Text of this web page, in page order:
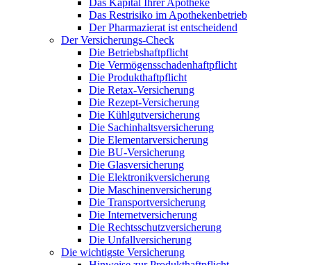
Das Kapital Ihrer Apotheke
Das Restrisiko im Apothekenbetrieb
Der Pharmazierat ist entscheidend
Der Versicherungs-Check
Die Betriebshaftpflicht
Die Vermögensschadenhaftpflicht
Die Produkthaftpflicht
Die Retax-Versicherung
Die Rezept-Versicherung
Die Kühlgutversicherung
Die Sachinhaltsversicherung
Die Elementarversicherung
Die BU-Versicherung
Die Glasversicherung
Die Elektronikversicherung
Die Maschinenversicherung
Die Transportversicherung
Die Internetversicherung
Die Rechtsschutzversicherung
Die Unfallversicherung
Die wichtigste Versicherung